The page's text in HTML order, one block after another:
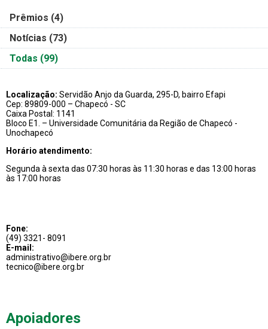
Prêmios (4)
Notícias (73)
Todas (99)
Localização: Servidão Anjo da Guarda, 295-D, bairro Efapi
Cep: 89809-000 – Chapecó - SC
Caixa Postal: 1141
Bloco E1. – Universidade Comunitária da Região de Chapecó -
Unochapecó
Horário atendimento:
Segunda à sexta das 07:30 horas às 11:30 horas e das 13:00 horas
às 17:00 horas
Fone:
(49) 3321- 8091
E-mail:
administrativo@ibere.org.br
tecnico@ibere.org.br
Apoiadores